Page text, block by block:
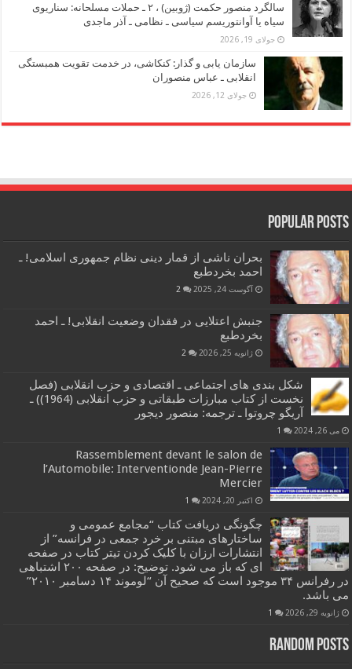
سالگرد منصور حکمت (ژوبین) ، ۲ ـ حملات مسلحانه: سناریوی
سیاه یا آوانتوریسم سیاسی ـ نظامی ـ آذر ماجدی
جولای 19, 2026
سازمان یابی و گذار: کنکاشی، در خدمت تقویت همبستگی
انقلابی ـ عباس منصوران
جولای 12, 2026
Popular Posts
بحران ناشی از قمار دینی نظام جمهوری اسلامی! ـ
احمد بخردطبع
آگوست 24, 2025 2
جنبش اعتلایی در فقدان وضعیت انقلابی! ـ احمد
بخردطبع
ژانویه 25, 2026 2
شکل بندی های اجتماعی ـ اقتصادی و حزب انقلابی (فصل
نخست از کتاب مبارزات طبقاتی و حزب انقلابی (1964)) ـ
آریگو چروتوا ـ ترجمه: منصور دیجور
می 26, 2024 1
Rassemblement devant le salon de
l’Automobile: Interventionde Jean-Pierre
Mercier
اکتبر 20, 2024 1
چگونگی دریافت کتاب “مجامع عمومی و
ساختارهای مبتنی بر خرد جمعی در فرانسه” از
انتشارات ارزان با کلیک کردن تیتر کتاب در صفحه
ای که باز می شود. توضیح: در صفحه ۲۰۰ اشتباهی
در رفرانس ۳۴ موجود است که صحیح آن “لوموند ۱۴ دسامبر ۲۰۱۰”
می باشد.
ژانویه 29, 2026 1
Random Posts